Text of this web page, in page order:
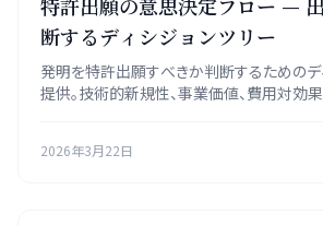
断するディシジョンツリー
発明を特許出願すべきか判断するためのデ
提供。技術的新規性、事業価値、費用対効
2026年3月22日